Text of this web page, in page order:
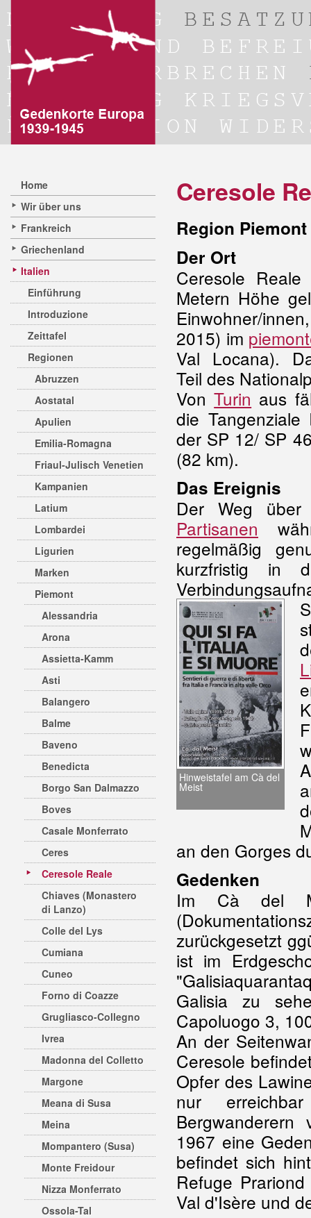
Home
Wir über uns
Frankreich
Griechenland
Italien
Einführung
Introduzione
Zeittafel
Regionen
Abruzzen
Aostatal
Apulien
Emilia-Romagna
Friaul-Julisch Venetien
Kampanien
Latium
Lombardei
Ligurien
Marken
Piemont
Alessandria
Arona
Assietta-Kamm
Asti
Balangero
Balme
Baveno
Benedicta
Borgo San Dalmazzo
Boves
Casale Monferrato
Ceres
Ceresole Reale
Chiaves (Monastero
di Lanzo)
Colle del Lys
Cumiana
Cuneo
Forno di Coazze
Grugliasco-Collegno
Ivrea
Madonna del Colletto
Margone
Meana di Susa
Meina
Mompantero (Susa)
Monte Freidour
Nizza Monferrato
Ossola-Tal
Ceresole
Region
Der Ort
Ceresole
Metern Höhe
Einwohner/
2015) im
Val Locana).
Teil des
VonTurin aus
die
der SP 12/ SP
(82 km).
Das Ereignis
Der Weg
Partisanen
regelmäßig
kurzfristig in
Hinweistafel am Cà del
Meist
an den Gorges
Gedenken
Im Cà del
zurückgesetzt
ist im
Galisia zu
Capoluogo 3,
An der
Ceresole
Opfer des
nur
1967 eine
befindet sich
Refuge
Val d'Isère und